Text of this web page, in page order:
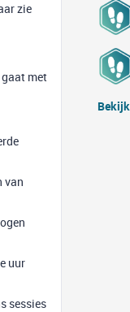
zie
met
van
uur
sessies